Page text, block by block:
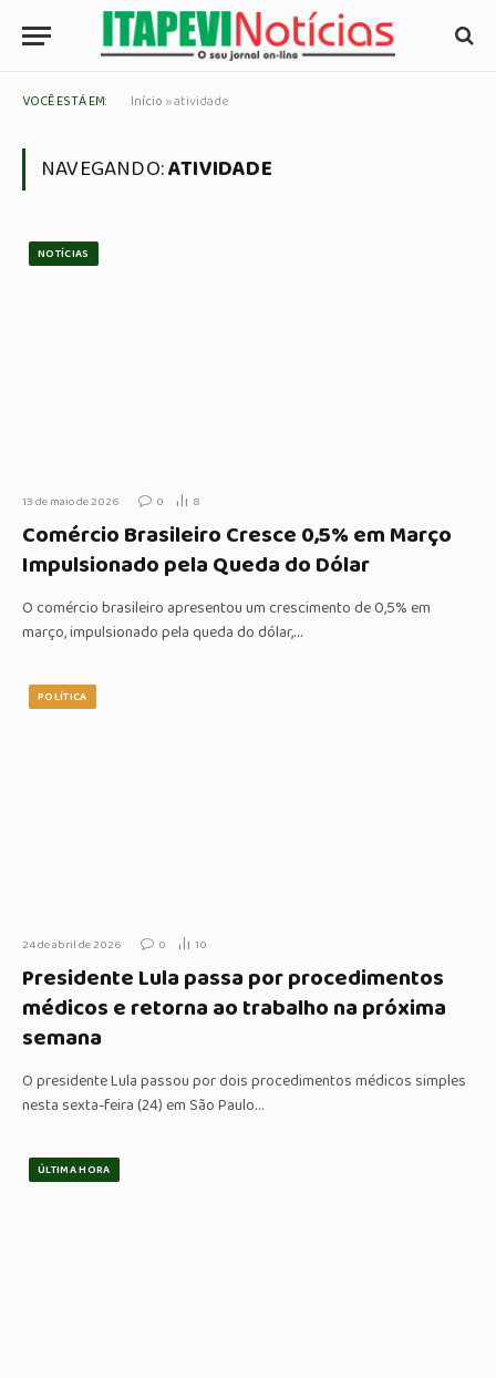
VOCÊ ESTÁ EM: Início »atividade
NAVEGANDO:ATIVIDADE
NOTÍCIAS
13 de maio de 2026 0 8
Comércio Brasileiro Cresce 0,5% em Março
Impulsionado pela Queda do Dólar
O comércio brasileiro apresentou um crescimento de 0,5% em
março, impulsionado pela queda do dólar,…
POLÍTICA
24 de abril de 2026 0 10
Presidente Lula passa por procedimentos
médicos e retorna ao trabalho na próxima
semana
O presidente Lula passou por dois procedimentos médicos simples
nesta sexta-feira (24) em São Paulo…
ÚLTIMA HORA